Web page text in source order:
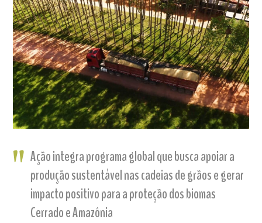
Ação integra programa global que busca apoiar a
produção sustentável nas cadeias de grãos e gerar
impacto positivo para a proteção dos biomas
Cerrado e Amazônia